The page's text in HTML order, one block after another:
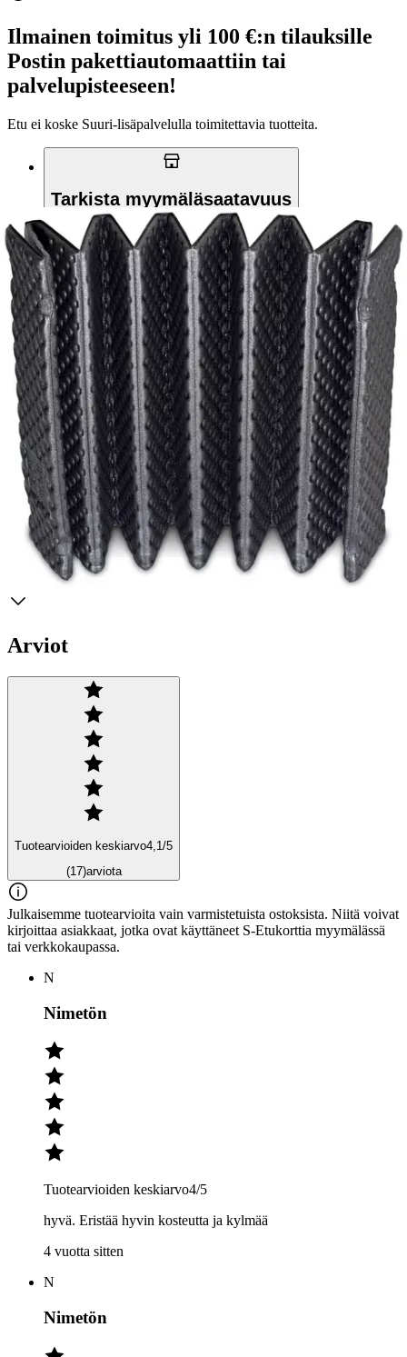
Ilmainen toimitus yli 100 €:n tilauksille
Postin pakettiautomaattiin tai
palvelupisteeseen!
Etu ei koske Suuri‑lisäpalvelulla toimitettavia tuotteita.
Tarkista myymäläsaatavuus
Tuotekuvaus
Taitettava makuualusta, joka on helppo avata ja pakata.
Makuualustan mukana joustolenkit. Reilun kokoinen 3 vuodenajan
makuualusta, kevät- kesä ja syyskäyttöön. Umpisolumuovi ja
alustassa olevat ilmataskut eristävät tehokkaasti kylmyyttä ja
kosteutta. Kompaktin kokoisena ja erittäin kevyenä sopii
erinomaisesti rinkka-alustaksi. Mitat avattuna 52 x 185 cm Mitat
pakattuna 52 x 17 x 14 cm Paksuus 1 cm
Ominaisuudet
Arviot
Tuotearvioiden keskiarvo4,1/5
(17)arviota
Julkaisemme tuotearvioita vain varmistetuista ostoksista. Niitä voivat
kirjoittaa asiakkaat, jotka ovat käyttäneet S-Etukorttia myymälässä
tai verkkokaupassa.
N
Nimetön
Tuotearvioiden keskiarvo4/5
hyvä. Eristää hyvin kosteutta ja kylmää
4 vuotta sitten
N
Nimetön